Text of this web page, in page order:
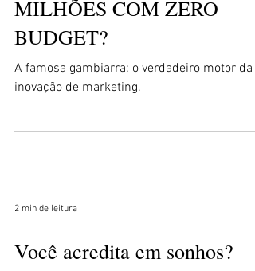
1 min de leitura
MARKETING DE
inovação de marketing.